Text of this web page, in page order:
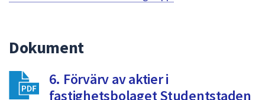
av
Dokument
6. Förvärv av aktier i
fastighetsbolaget Studentstaden